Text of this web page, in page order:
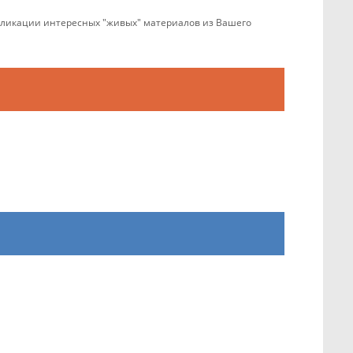
интересных "живых" материалов из Вашего